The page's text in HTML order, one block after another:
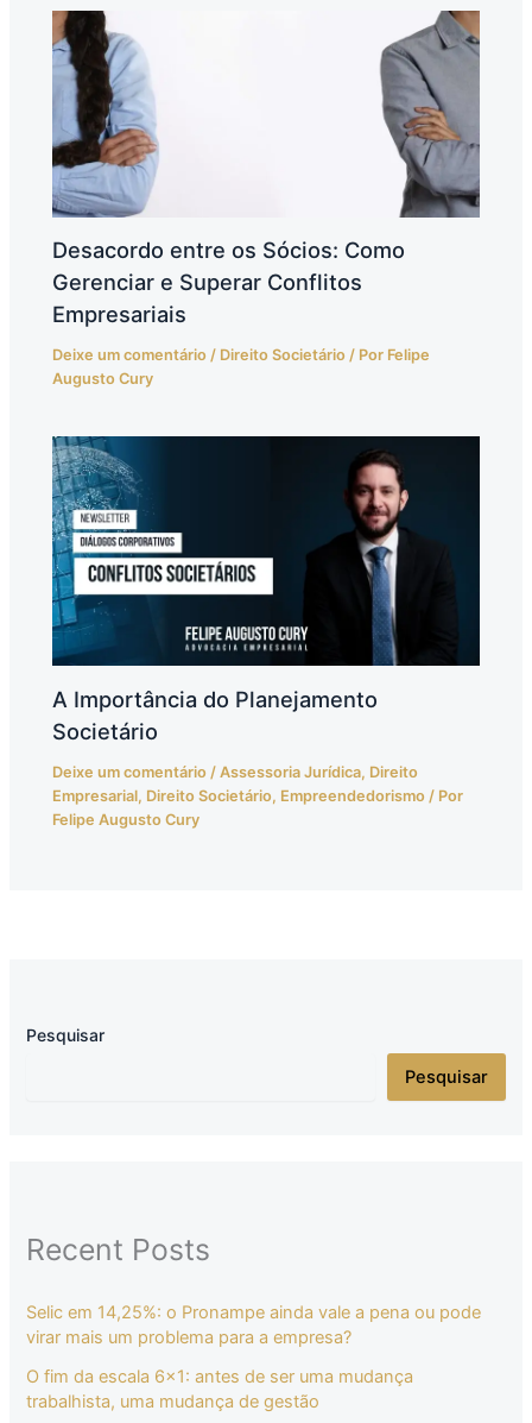
Desacordo entre os Sócios: Como
Gerenciar e Superar Conflitos
Empresariais
Deixe um comentário / Direito Societário / Por Felipe
Augusto Cury
A Importância do Planejamento
Societário
Deixe um comentário /Assessoria Jurídica, Direito
Empresarial, Direito Societário, Empreendedorismo / Por
Felipe Augusto Cury
Pesquisar
Pesquisar
Recent Posts
Selic em 14,25%: o Pronampe ainda vale a pena ou pode
virar mais um problema para a empresa?
O fim da escala 6×1: antes de ser uma mudança
trabalhista, uma mudança de gestão